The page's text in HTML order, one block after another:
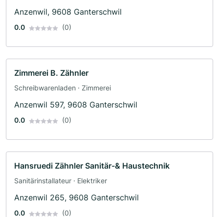
Anzenwil, 9608 Ganterschwil
0.0 (0)
Zimmerei B. Zähnler
Schreibwarenladen · Zimmerei
Anzenwil 597, 9608 Ganterschwil
0.0 (0)
Hansruedi Zähnler Sanitär-& Haustechnik
Sanitärinstallateur · Elektriker
Anzenwil 265, 9608 Ganterschwil
0.0 (0)